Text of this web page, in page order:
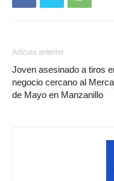
Artículo anterior
Joven asesinado a tiros
negocio cercano al
de Mayo en Manzanillo